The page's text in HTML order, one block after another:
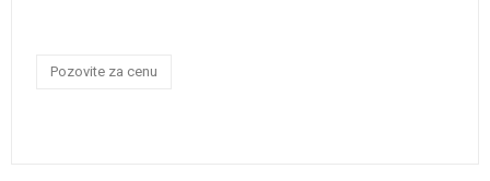
Pozovite za cenu